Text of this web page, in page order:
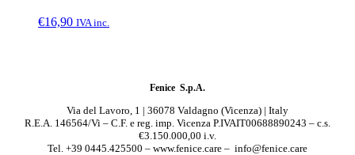
€16,90 IVA inc.
Fenice S.p.A.
Via del Lavoro, 1 | 36078 Valdagno (Vicenza) | Italy
R.E.A. 146564/Vi – C.F. e reg. imp. Vicenza P.IVAIT00688890243 – c.s.
€3.150.000,00 i.v.
Tel. +39 0445.425500 – www.fenice.care – info@fenice.care